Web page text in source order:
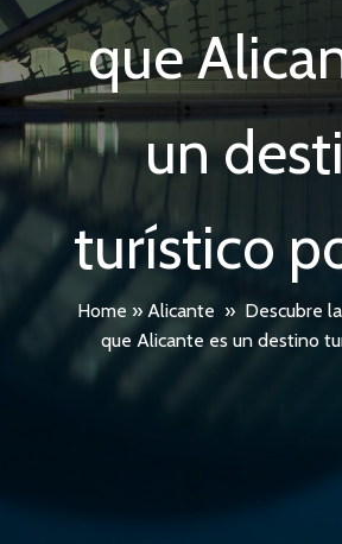
que
un
turístico
Home » Alicante » Descubre
que Alicante es un destino